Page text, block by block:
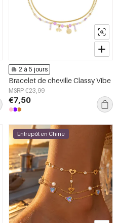
2 à 5 jours
Bracelet de cheville Classy Vibe
MSRP €23,99
€7,50
Entrepôt en Chine